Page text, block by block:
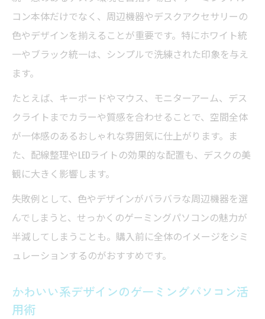
デザイン重視の自作ゲーミングパソコンの
魅力
コン本体だけでなく、周辺機器やデスクアクセサリーの
色やデザインを揃えることが重要です。特にホワイト統
一やブラック統一は、シンプルで洗練された印象を与え
ます。
たとえば、キーボードやマウス、モニターアーム、デス
クライトまでカラーや質感を合わせることで、空間全体
が一体感のあるおしゃれな雰囲気に仕上がります。ま
た、配線整理やLEDライトの効果的な配置も、デスクの美
観に大きく影響します。
失敗例として、色やデザインがバラバラな周辺機器を選
んでしまうと、せっかくのゲーミングパソコンの魅力が
半減してしまうことも。購入前に全体のイメージをシミ
ュレーションするのがおすすめです。
かわいい系デザインのゲーミングパソコン活
用術